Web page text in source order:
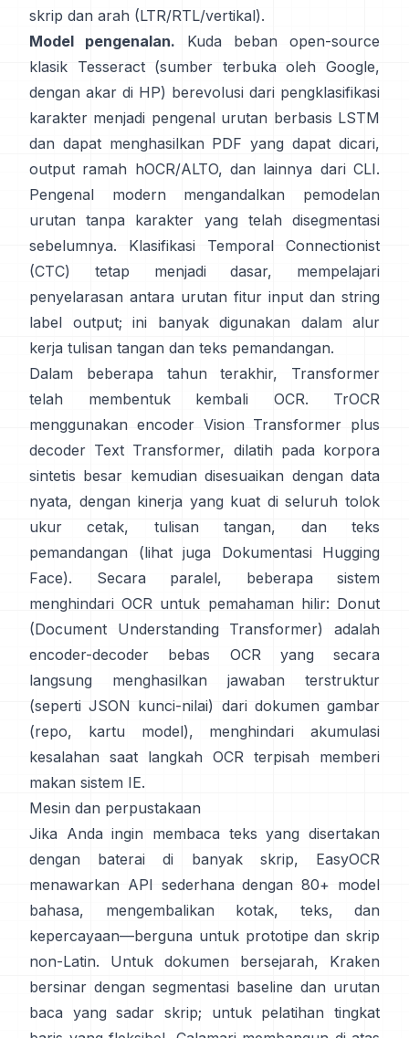
skrip dan arah (LTR/RTL/vertikal).
Model pengenalan. Kuda beban open-source
klasik Tesseract (sumber terbuka oleh Google,
dengan akar di HP) berevolusi dari pengklasifikasi
karakter menjadi pengenal urutan berbasis LSTM
dan dapat menghasilkan PDF yang dapat dicari,
output ramah hOCR/ALTO, dan lainnya dari CLI.
Pengenal modern mengandalkan pemodelan
urutan tanpa karakter yang telah disegmentasi
sebelumnya.
Klasifikasi Temporal Connectionist
(CTC)
tetap menjadi dasar, mempelajari
penyelarasan antara urutan fitur input dan string
label output; ini banyak digunakan dalam alur
kerja tulisan tangan dan teks pemandangan.
Dalam beberapa tahun terakhir, Transformer
telah membentuk kembali OCR.
TrOCR
menggunakan encoder Vision Transformer plus
decoder Text Transformer, dilatih pada korpora
sintetis besar kemudian disesuaikan dengan data
nyata, dengan kinerja yang kuat di seluruh tolok
ukur cetak, tulisan tangan, dan teks
pemandangan (lihat juga
Dokumentasi Hugging
Face). Secara paralel, beberapa sistem
menghindari OCR untuk pemahaman hilir: Donut
(Document Understanding Transformer)
adalah
encoder-decoder bebas OCR yang secara
langsung menghasilkan jawaban terstruktur
(seperti JSON kunci-nilai) dari dokumen gambar
(repo, kartu model), menghindari akumulasi
kesalahan saat langkah OCR terpisah memberi
makan sistem IE.
Mesin dan perpustakaan
Jika Anda ingin membaca teks yang disertakan
dengan baterai di banyak skrip,
EasyOCR
menawarkan API sederhana dengan 80+ model
bahasa, mengembalikan kotak, teks, dan
kepercayaan—berguna untuk prototipe dan skrip
non-Latin. Untuk dokumen bersejarah,
Kraken
bersinar dengan segmentasi baseline dan urutan
baca yang sadar skrip; untuk pelatihan tingkat